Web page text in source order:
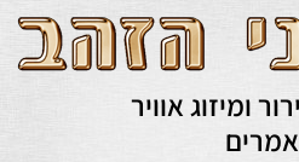
ומיזוג אוויר